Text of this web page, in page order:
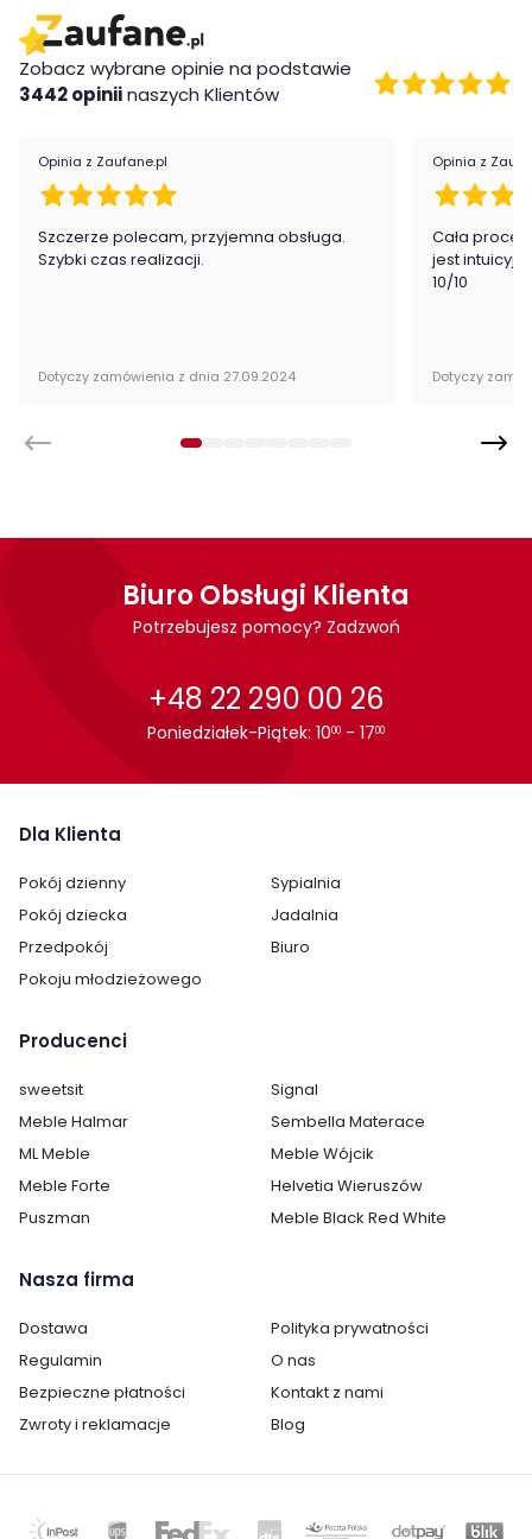
frontów został zaprojektowany z myślą o łatwym i
wygodnym użytkowaniu.
i funkcjonalny mebel, ale również inwestycja na długie lata.
Kolekcja Evora jest dostępnaw dwóch wersjach
kolorystycznych. Która znajdzie miejsce w Twoim wnętrzu?
komoda posiada cztery szuflady
modne połączenie nowoczesności i stylu klasycznego
eleganckie, ozdobne uchwyty
płyta laminowana
prowadnice kulkowe
Komoda Evora firmy Helvetia jest oryginalnie zapakowana w
montażu.
Zobacz wybrane opinie na podstawie
3442 opiniinaszych Klientów
Opinia z Zaufane.pl
Szczerze polecam, przyjemna obsługa.
Szybki czas realizacji.
Dotyczy zamówienia z dnia 27.09.2024
Opinia z
Cała
jest
10/10
Dotyczy
Biuro Obsługi Klienta
Potrzebujesz pomocy? Zadzwoń
+48 22 290 00 26
Poniedziałek-Piątek: 1000 - 1700
Dla Klienta
Pokój dzienny
Sypialnia
Pokój dziecka
Jadalnia
Przedpokój
Biuro
Pokoju młodzieżowego
Producenci
sweetsit
Signal
Meble Halmar
Sembella Materace
ML Meble
Meble Wójcik
Meble Forte
Helvetia Wieruszów
Puszman
Meble Black Red White
Nasza firma
Dostawa
Polityka prywatności
Regulamin
O nas
Bezpieczne płatności
Kontakt z nami
Zwroty i reklamacje
Blog